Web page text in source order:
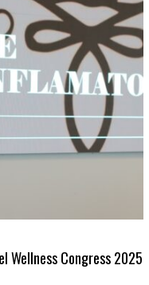
Wellness Congress 2025